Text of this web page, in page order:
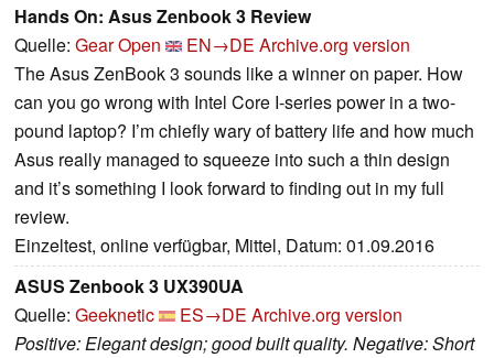
Hands On: Asus Zenbook 3 Review
Quelle: Gear Open EN→DE Archive.org version
The Asus ZenBook 3 sounds like a winner on paper. How
can you go wrong with Intel Core I-series power in a two-
pound laptop? I’m chiefly wary of battery life and how much
Asus really managed to squeeze into such a thin design
and it’s something I look forward to finding out in my full
review.
Einzeltest, online verfügbar, Mittel, Datum: 01.09.2016
ASUS Zenbook 3 UX390UA
Quelle: Geeknetic ES→DE Archive.org version
Positive: Elegant design; good built quality. Negative: Short